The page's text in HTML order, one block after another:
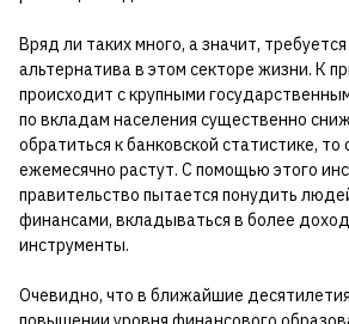
Вряд ли таких много, а значит,
альтернатива в этом секторе жизни. К
происходит с крупными
по вкладам населения существенно
обратиться к банковской статистике,
ежемесячно растут. С помощью этого
правительство пытается понудить
финансами, вкладываться в более
инструменты.
Очевидно, что в ближайшие